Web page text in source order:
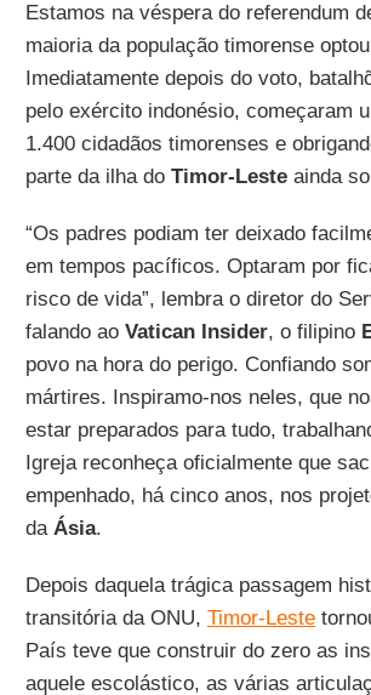
Estamos na véspera do referendum
maioria da população timorense
Imediatamente depois do voto,
pelo exército indonésio, começaram
1.400 cidadãos timorenses e
parte da ilha do Timor-Lesteainda
“Os padres podiam ter deixado
em tempos pacíficos. Optaram por
risco de vida”, lembra o diretor do
falando ao Vatican Insider, o filipino
povo na hora do perigo. Confiando
mártires. Inspiramo-nos neles, que
estar preparados para tudo,
Igreja reconheça oficialmente que
empenhado, há cinco anos, nos
da Ásia.
Depois daquela trágica passagem
transitória da ONU, Timor-Leste
País teve que construir do zero as
aquele escolástico, as várias